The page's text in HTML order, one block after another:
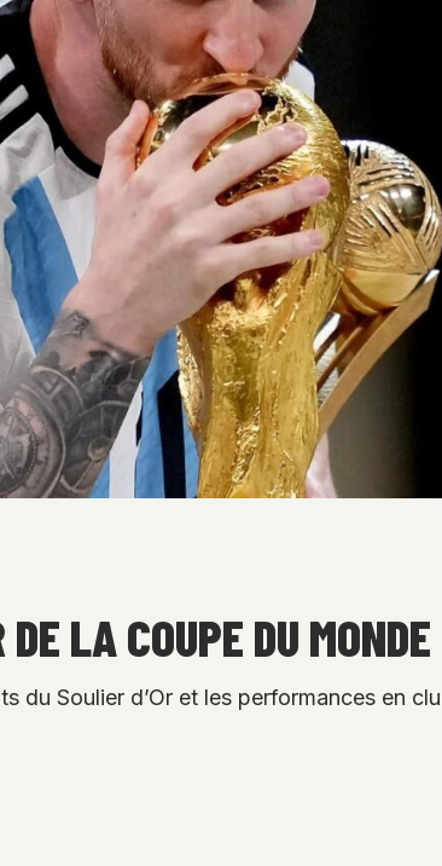
LA COUPE DU
du Soulier d’Or et les performances en